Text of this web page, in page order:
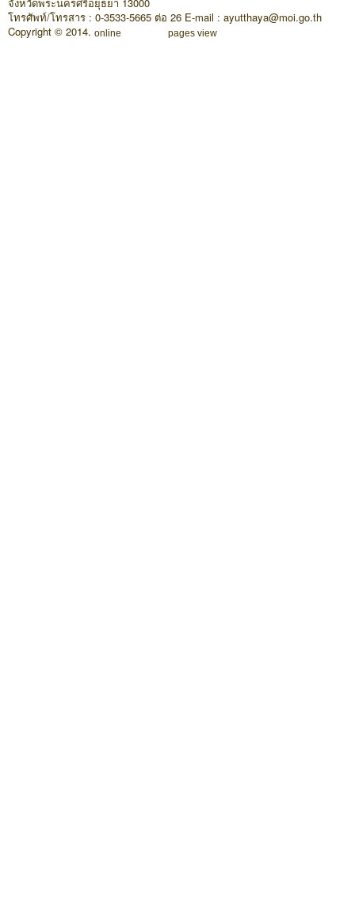
โทรศัพท์/โทรสาร : 0-3533-5665 ต่อ 26 E-mail : ayutthaya@moi.go.th
Copyright © 2014. online pages view